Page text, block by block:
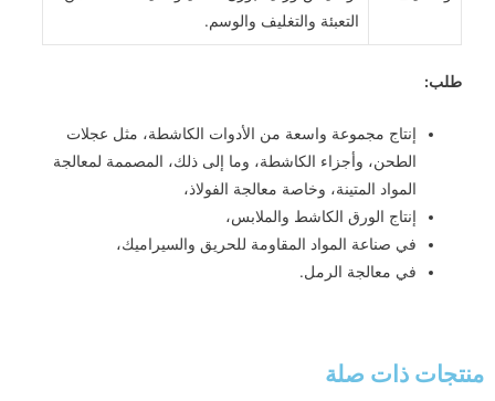
التعبئة والتغليف والوسم.
طلب:
إنتاج مجموعة واسعة من الأدوات الكاشطة، مثل عجلات
الطحن، وأجزاء الكاشطة، وما إلى ذلك، المصممة لمعالجة
المواد المتينة، وخاصة معالجة الفولاذ،
إنتاج الورق الكاشط والملابس،
في صناعة المواد المقاومة للحريق والسيراميك،
في معالجة الرمل.
منتجات ذات صلة